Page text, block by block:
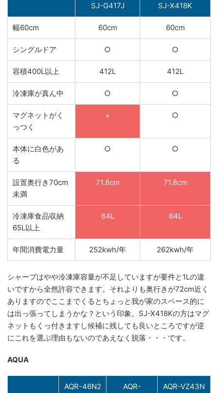
SJ-G417J SJ-X418K
幅60cm 60cm 60cm
シングルドア ○ ○
容積400L以上 412L 412L
冷凍庫が真ん中 ○ ○
マグネットがく
っつく
× ○
本体に白色があ
る
○ ○
設置奥行き70cm
未満
71.8cm 71.8cm
冷凍庫食品収納
65L以上
64L 64L
年間消費電力量 252kwh/年 262kwh/年
シャープはやや冷凍庫容量が不足していますが要件と1Lの違
いですから全然許容できます。それよりも奥行きが72cm近く
ありますのでここまでくるとちょっと我が家のスペース的に
は出っ張ってしまうかな？という印象。SJ-X418Kの方はマグ
ネットもくっ付きますし候補に残しても良いところですが逆
にこれを選ぶ理由もないのであえなく脱落・・・です。
AQUA
AQR-46N2
AQR-
AQR-VZ43N